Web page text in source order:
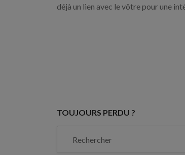
déjà un lien avec le vôtre pour une
TOUJOURS PERDU ?